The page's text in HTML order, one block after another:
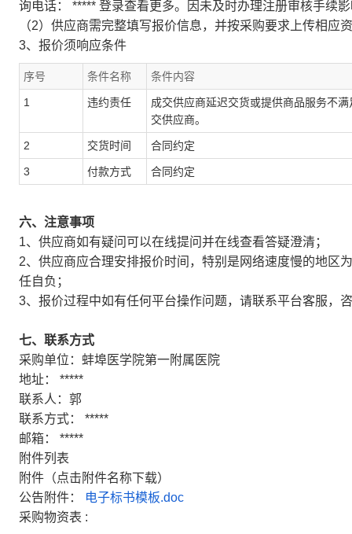
询电话： ***** 登录查看更多。因未及时办理注册审核手续
（2）供应商需完整填写报价信息，并按采购要求上传相
3、报价须响应条件
序号 条件名称 条件内容
1 违约责任
成交供应商延迟交货或提供商品服务不
交供应商。
2 交货时间 合同约定
3 付款方式 合同约定
六、注意事项
1、供应商如有疑问可以在线提问并在线查看答疑澄清；
2、供应商应合理安排报价时间，特别是网络速度慢的地区
任自负；
3、报价过程中如有任何平台操作问题，请联系平台客服，
七、联系方式
采购单位：蚌埠医学院第一附属医院
地址： *****
联系人：郭
联系方式： *****
邮箱： *****
附件列表
附件（点击附件名称下载）
公告附件：
电子标书模板.doc
采购物资表 :